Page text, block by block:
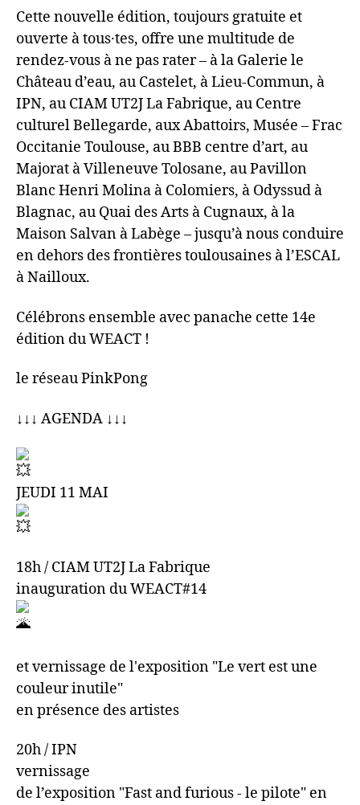
Cette nouvelle édition, toujours gratuite et
ouverte à tous·tes, offre une multitude de
rendez‑vous à ne pas rater – à la Galerie le
Château d’eau, au Castelet, à Lieu‑Commun, à
IPN, au CIAM UT2J La Fabrique, au Centre
culturel Bellegarde, aux Abattoirs, Musée – Frac
Occitanie Toulouse, au BBB centre d’art, au
Majorat à Villeneuve Tolosane, au Pavillon
Blanc Henri Molina à Colomiers, à Odyssud à
Blagnac, au Quai des Arts à Cugnaux, à la
Maison Salvan à Labège – jusqu’à nous conduire
en dehors des frontières toulousaines à l’ESCAL
à Nailloux.
Célébrons ensemble avec panache cette 14e
édition du WEACT !
le réseau PinkPong
↓↓↓ AGENDA ↓↓↓
JEUDI 11 MAI
18h / CIAM UT2J La Fabrique
inauguration du WEACT#14
et vernissage de l'exposition "Le vert est une
couleur inutile"
en présence des artistes
20h / IPN
vernissage
de l’exposition "Fast and furious - le pilote" en